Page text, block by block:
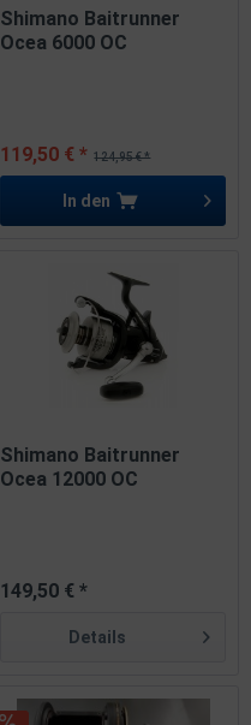
Shimano Baitrunner
Ocea 6000 OC
124,95 € *
119,50 € *
In den
Shimano Baitrunner
Ocea 12000 OC
149,50 € *
Details